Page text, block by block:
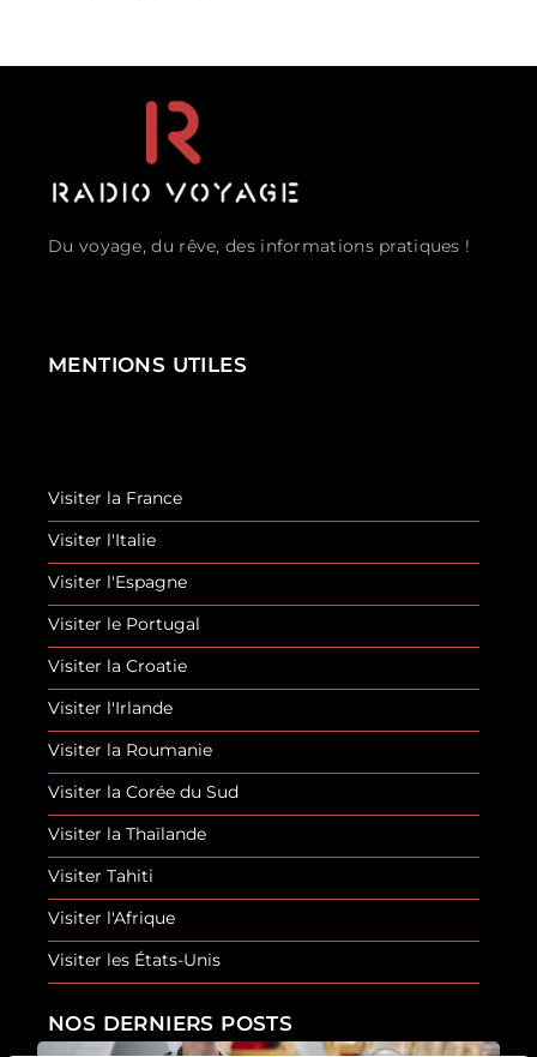
Du voyage, du rêve, des informations pratiques !
MENTIONS UTILES
Visiter la France
Visiter l'Italie
Visiter l'Espagne
Visiter le Portugal
Visiter la Croatie
Visiter l'Irlande
Visiter la Roumanie
Visiter la Corée du Sud
Visiter la Thaïlande
Visiter Tahiti
Visiter l'Afrique
Visiter les États-Unis
NOS DERNIERS POSTS